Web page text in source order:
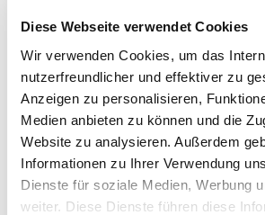
Diese Webseite verwendet Cookies
Wir verwenden Cookies, um das
nutzerfreundlicher und effektiver zu
Anzeigen zu personalisieren,
Medien anbieten zu können und die
Website zu analysieren. Außerdem
Informationen zu Ihrer Verwendung
Dienste für soziale Medien, Werbung
weiter. Diese Dienste führen diese
n: